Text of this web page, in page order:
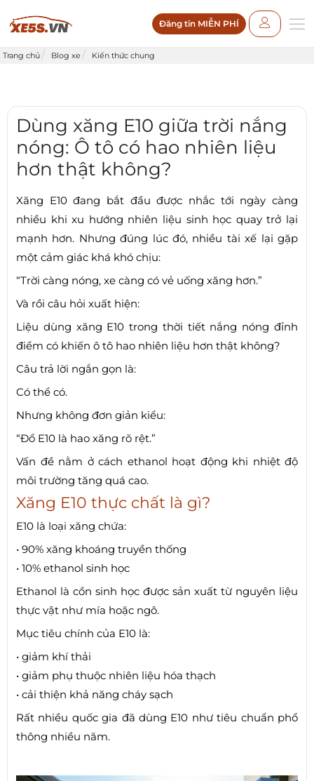
Đăng tin MIỄN PHÍ
Trang chủ Blog xe Kiến thức chung
Dùng xăng E10 giữa trời nắng
nóng: Ô tô có hao nhiên liệu
hơn thật không?
Xăng E10 đang bắt đầu được nhắc tới ngày càng
nhiều khi xu hướng nhiên liệu sinh học quay trở lại
mạnh hơn. Nhưng đúng lúc đó, nhiều tài xế lại gặp
một cảm giác khá khó chịu:
“Trời càng nóng, xe càng có vẻ uống xăng hơn.”
Và rồi câu hỏi xuất hiện:
Liệu dùng xăng E10 trong thời tiết nắng nóng đỉnh
điểm có khiến ô tô hao nhiên liệu hơn thật không?
Câu trả lời ngắn gọn là:
Có thể có.
Nhưng không đơn giản kiểu:
“Đổ E10 là hao xăng rõ rệt.”
Vấn đề nằm ở cách ethanol hoạt động khi nhiệt độ
môi trường tăng quá cao.
Xăng E10 thực chất là gì?
E10 là loại xăng chứa:
• 90% xăng khoáng truyền thống
• 10% ethanol sinh học
Ethanol là cồn sinh học được sản xuất từ nguyên liệu
thực vật như mía hoặc ngô.
Mục tiêu chính của E10 là:
• giảm khí thải
• giảm phụ thuộc nhiên liệu hóa thạch
• cải thiện khả năng cháy sạch
Rất nhiều quốc gia đã dùng E10 như tiêu chuẩn phổ
thông nhiều năm.